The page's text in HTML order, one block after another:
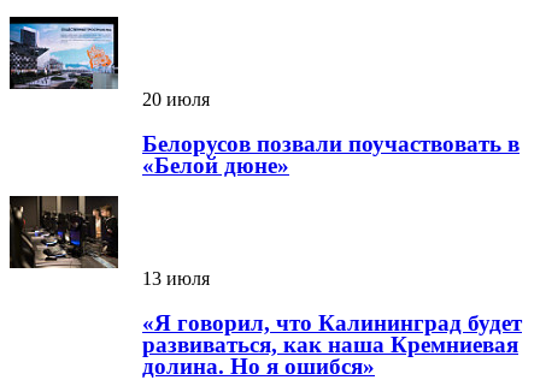
20 июля
Белорусов позвали поучаствовать в
«Белой дюне»
13 июля
«Я говорил, что Калининград будет
развиваться, как наша Кремниевая
долина. Но я ошибся»